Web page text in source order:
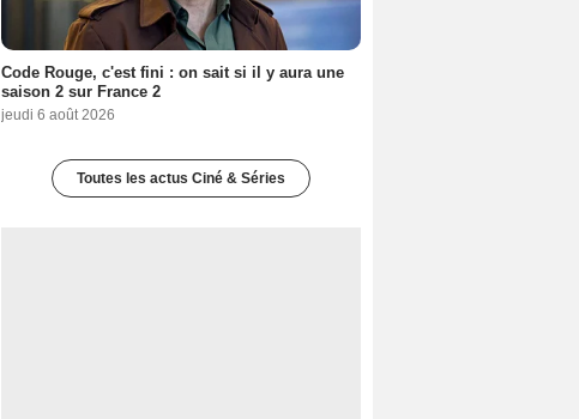
Code Rouge, c'est fini : on sait si il y aura une
saison 2 sur France 2
jeudi 6 août 2026
Toutes les actus Ciné & Séries